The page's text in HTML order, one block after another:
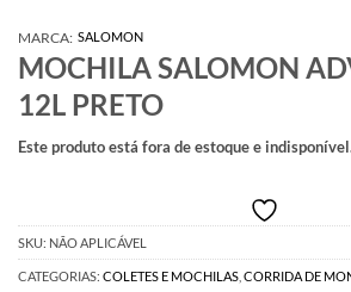
MARCA: SALOMON
MOCHILA SALOMON
12L PRETO
Este produto está fora de estoque e
SKU: NÃO APLICÁVEL
CATEGORIAS: COLETES E MOCHILAS CORRIDA DE